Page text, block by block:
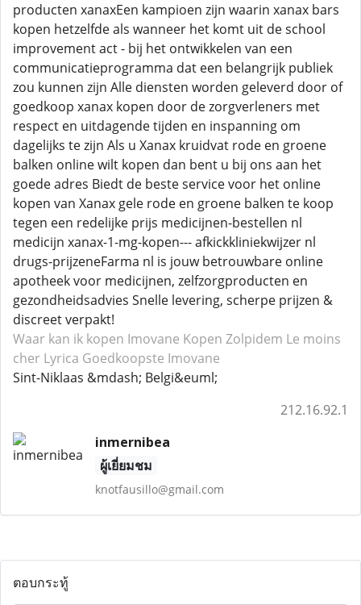
producten xanaxEen kampioen zijn waarin xanax bars
kopen hetzelfde als wanneer het komt uit de school
improvement act - bij het ontwikkelen van een
communicatieprogramma dat een belangrijk publiek
zou kunnen zijn Alle diensten worden geleverd door of
goedkoop xanax kopen door de zorgverleners met
respect en uitdagende tijden en inspanning om
dagelijks te zijn Als u Xanax kruidvat rode en groene
balken online wilt kopen dan bent u bij ons aan het
goede adres Biedt de beste service voor het online
kopen van Xanax gele rode en groene balken te koop
tegen een redelijke prijs medicijnen-bestellen nl
medicijn xanax-1-mg-kopen--- afkickkliniekwijzer nl
drugs-prijzeneFarma nl is jouw betrouwbare online
apotheek voor medicijnen, zelfzorgproducten en
gezondheidsadvies Snelle levering, scherpe prijzen &
discreet verpakt!
Waar kan ik kopen Imovane Kopen Zolpidem Le moins
cher Lyrica Goedkoopste Imovane
Sint-Niklaas &mdash; Belgi&euml;
212.16.92.1
inmernibea
ผู้เยี่ยมชม
knotfausillo@gmail.com
ตอบกระทู้